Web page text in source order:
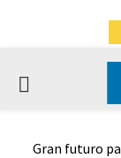
PRIMARY
Gran futuro